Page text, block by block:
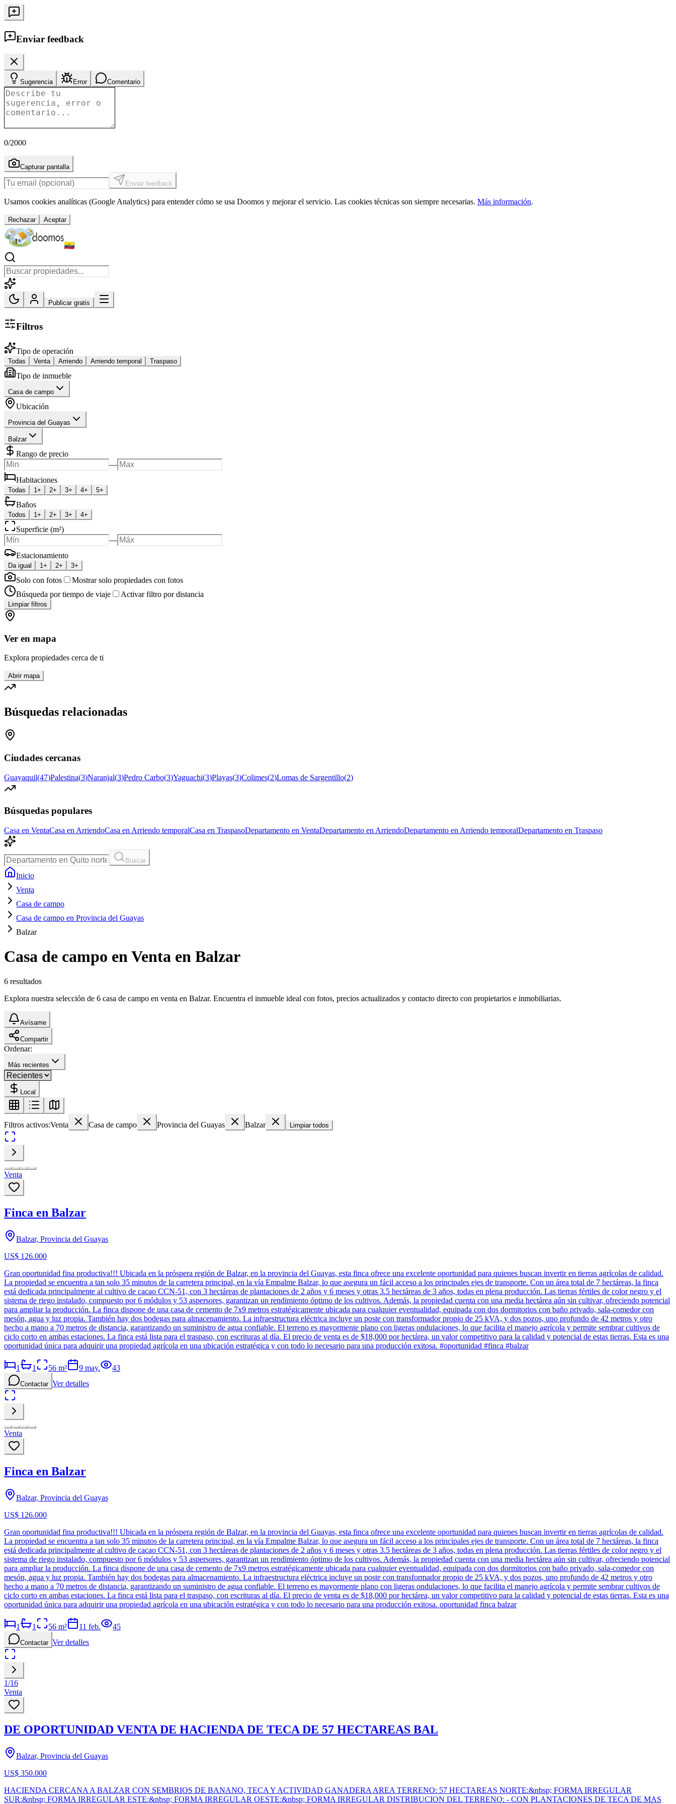
Enviar feedback
Sugerencia Error Comentario
0/2000
Capturar pantalla
Enviar feedback
Usamos cookies analíticas (Google Analytics) para entender cómo se usa Doomos y mejorar el servicio. Las cookies técnicas son siempre necesarias. Más información.
Rechazar Aceptar
Publicar gratis
Filtros
Tipo de operación
Todas Venta Arriendo Arriendo temporal Traspaso
Tipo de inmueble
Casa de campo
Ubicación
Provincia del Guayas
Balzar
Rango de precio
—
Habitaciones
Todas 1+ 2+ 3+ 4+ 5+
Baños
Todos 1+ 2+ 3+ 4+
Superficie (m²)
—
Estacionamiento
Da igual 1+ 2+ 3+
Solo con fotos
Mostrar solo propiedades con fotos
Búsqueda por tiempo de viaje
Activar filtro por distancia
Limpiar filtros
Ver en mapa
Explora propiedades cerca de ti
Abrir mapa
Búsquedas relacionadas
Ciudades cercanas
Guayaquil(47)Palestina(3)Naranjal(3)Pedro Carbo(3)Yaguachi(3)Playas(3)Colimes(2)Lomas de Sargentillo(2)
Búsquedas populares
Casa en VentaCasa en ArriendoCasa en Arriendo temporalCasa en TraspasoDepartamento en VentaDepartamento en ArriendoDepartamento en Arriendo temporalDepartamento en Traspaso
Buscar
Inicio
Venta
Casa de campo
Casa de campo en Provincia del Guayas
Balzar
Casa de campo en Venta en Balzar
6 resultados
Explora nuestra selección de 6 casa de campo en venta en Balzar. Encuentra el inmueble ideal con fotos, precios actualizados y contacto directo con propietarios e inmobiliarias.
Avísame
Compartir
Ordenar:
Más recientes
Local
Filtros activos:Venta Casa de campo Provincia del Guayas Balzar Limpiar todos
Venta
Finca en Balzar
Balzar, Provincia del Guayas
US$ 126.000
Gran oportunidad fina productiva!!! Ubicada en la próspera región de Balzar, en la provincia del Guayas, esta finca ofrece una excelente oportunidad para quienes buscan invertir en tierras agrícolas de calidad.
La propiedad se encuentra a tan solo 35 minutos de la carretera principal, en la vía Empalme Balzar, lo que asegura un fácil acceso a los principales ejes de transporte. Con un área total de 7 hectáreas, la finca
está dedicada principalmente al cultivo de cacao CCN-51, con 3 hectáreas de plantaciones de 2 años y 6 meses y otras 3.5 hectáreas de 3 años, todas en plena producción. Las tierras fértiles de color negro y el
sistema de riego instalado, compuesto por 6 módulos y 53 aspersores, garantizan un rendimiento óptimo de los cultivos. Además, la propiedad cuenta con una media hectárea aún sin cultivar, ofreciendo potencial
para ampliar la producción. La finca dispone de una casa de cemento de 7x9 metros estratégicamente ubicada para cualquier eventualidad, equipada con dos dormitorios con baño privado, sala-comedor con
mesón, agua y luz propia. También hay dos bodegas para almacenamiento. La infraestructura eléctrica incluye un poste con transformador propio de 25 kVA, y dos pozos, uno profundo de 42 metros y otro
hecho a mano a 70 metros de distancia, garantizando un suministro de agua confiable. El terreno es mayormente plano con ligeras ondulaciones, lo que facilita el manejo agrícola y permite sembrar cultivos de
ciclo corto en ambas estaciones. La finca está lista para el traspaso, con escrituras al día. El precio de venta es de $18,000 por hectárea, un valor competitivo para la calidad y potencial de estas tierras. Esta es una
oportunidad única para adquirir una propiedad agrícola en una ubicación estratégica y con todo lo necesario para una producción exitosa. #oportunidad #finca #balzar
1 1 56 m² 9 may. 43
Contactar Ver detalles
Venta
Finca en Balzar
Balzar, Provincia del Guayas
US$ 126.000
Gran oportunidad fina productiva!!! Ubicada en la próspera región de Balzar, en la provincia del Guayas, esta finca ofrece una excelente oportunidad para quienes buscan invertir en tierras agrícolas de calidad.
La propiedad se encuentra a tan solo 35 minutos de la carretera principal, en la vía Empalme Balzar, lo que asegura un fácil acceso a los principales ejes de transporte. Con un área total de 7 hectáreas, la finca
está dedicada principalmente al cultivo de cacao CCN-51, con 3 hectáreas de plantaciones de 2 años y 6 meses y otras 3.5 hectáreas de 3 años, todas en plena producción. Las tierras fértiles de color negro y el
sistema de riego instalado, compuesto por 6 módulos y 53 aspersores, garantizan un rendimiento óptimo de los cultivos. Además, la propiedad cuenta con una media hectárea aún sin cultivar, ofreciendo potencial
para ampliar la producción. La finca dispone de una casa de cemento de 7x9 metros estratégicamente ubicada para cualquier eventualidad, equipada con dos dormitorios con baño privado, sala-comedor con
mesón, agua y luz propia. También hay dos bodegas para almacenamiento. La infraestructura eléctrica incluye un poste con transformador propio de 25 kVA, y dos pozos, uno profundo de 42 metros y otro
hecho a mano a 70 metros de distancia, garantizando un suministro de agua confiable. El terreno es mayormente plano con ligeras ondulaciones, lo que facilita el manejo agrícola y permite sembrar cultivos de
ciclo corto en ambas estaciones. La finca está lista para el traspaso, con escrituras al día. El precio de venta es de $18,000 por hectárea, un valor competitivo para la calidad y potencial de estas tierras. Esta es una
oportunidad única para adquirir una propiedad agrícola en una ubicación estratégica y con todo lo necesario para una producción exitosa. oportunidad finca balzar
1 1 56 m² 11 feb. 45
Contactar Ver detalles
1/16
Venta
DE OPORTUNIDAD VENTA DE HACIENDA DE TECA DE 57 HECTAREAS BAL
Balzar, Provincia del Guayas
US$ 350.000
HACIENDA CERCANA A BALZAR CON SEMBRIOS DE BANANO, TECA Y ACTIVIDAD GANADERA AREA TERRENO: 57 HECTAREAS NORTE:&nbsp; FORMA IRREGULAR
SUR:&nbsp; FORMA IRREGULAR ESTE:&nbsp; FORMA IRREGULAR OESTE:&nbsp; FORMA IRREGULAR DISTRIBUCION DEL TERRENO: - CON PLANTACIONES DE TECA DE MAS